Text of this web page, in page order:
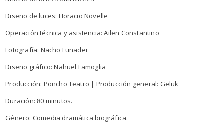
Diseño de luces: Horacio Novelle
Operación técnica y asistencia: Ailen Constantino
Fotografía: Nacho Lunadei
Diseño gráfico: Nahuel Lamoglia
Producción: Poncho Teatro | Producción general: Geluk
Duración: 80 minutos.
Género: Comedia dramática biográfica.